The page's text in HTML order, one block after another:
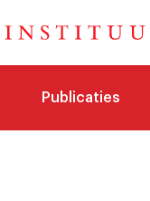
Publicaties